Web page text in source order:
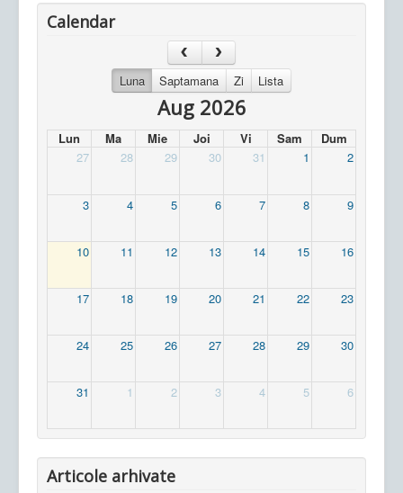
Calendar
Luna Saptamana Zi Lista
Aug 2026
Lun Ma Mie Joi Vi Sam
Dum
27
28 29 30 31 1 2
3 4 5 6 7 8 9
10 11 12 13 14 15 16
17 18 19 20 21 22 23
24 25 26 27 28 29 30
31 1 2 3 4 5 6
Articole arhivate